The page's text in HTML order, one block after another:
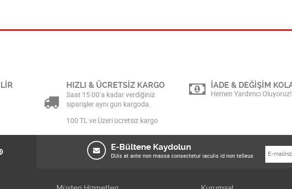
HIZLI & ÜCRETSİZ KARGO
Saat 15:00’a kadar verdiğiniz
siparişler aynı gün kargoda.
100 TL ve Üzeri ücretsiz kargo
İADE & DEĞİŞİM
Hemen Yardımcı Oluyoruz!
E-Bültene Kaydolun
DUis at ante non massa consectetur iaculis id non telleus